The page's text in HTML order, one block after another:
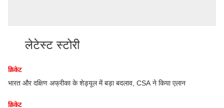
लेटेस्ट स्टोरी
क्रिकेट
भारत और दक्षिण अफ्रीका के शेड्यूल में बड़ा बदलाव, CSA ने किया एलान
क्रिकेट